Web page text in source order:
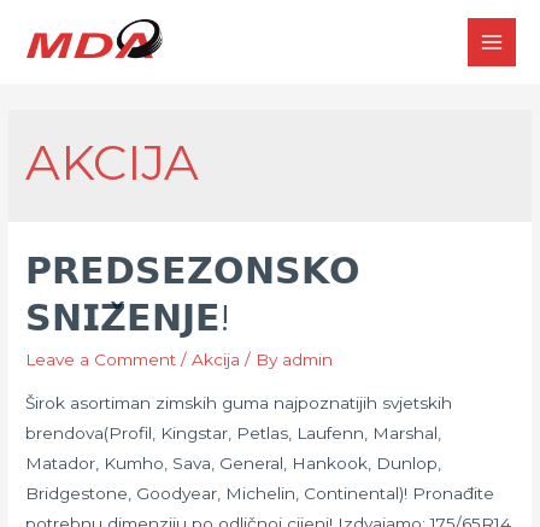
AKCIJA
𝗣𝗥𝗘𝗗𝗦𝗘𝗭𝗢𝗡𝗦𝗞𝗢
𝗦𝗡𝗜𝗭̌𝗘𝗡𝗝𝗘!
Leave a Comment /Akcija / By admin
Širok asortiman zimskih guma najpoznatijih svjetskih
brendova(Profil, Kingstar, Petlas, Laufenn, Marshal,
Matador, Kumho, Sava, General, Hankook, Dunlop,
Bridgestone, Goodyear, Michelin, Continental)! Pronađite
potrebnu dimenziju po odličnoj cijeni! Izdvajamo: 175/65R14